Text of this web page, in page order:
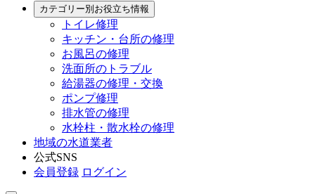
カテゴリー別お役立ち情報
トイレ修理
キッチン・台所の修理
お風呂の修理
洗面所のトラブル
給湯器の修理・交換
ポンプ修理
排水管の修理
水栓柱・散水栓の修理
地域の水道業者
公式SNS
会員登録 ログイン